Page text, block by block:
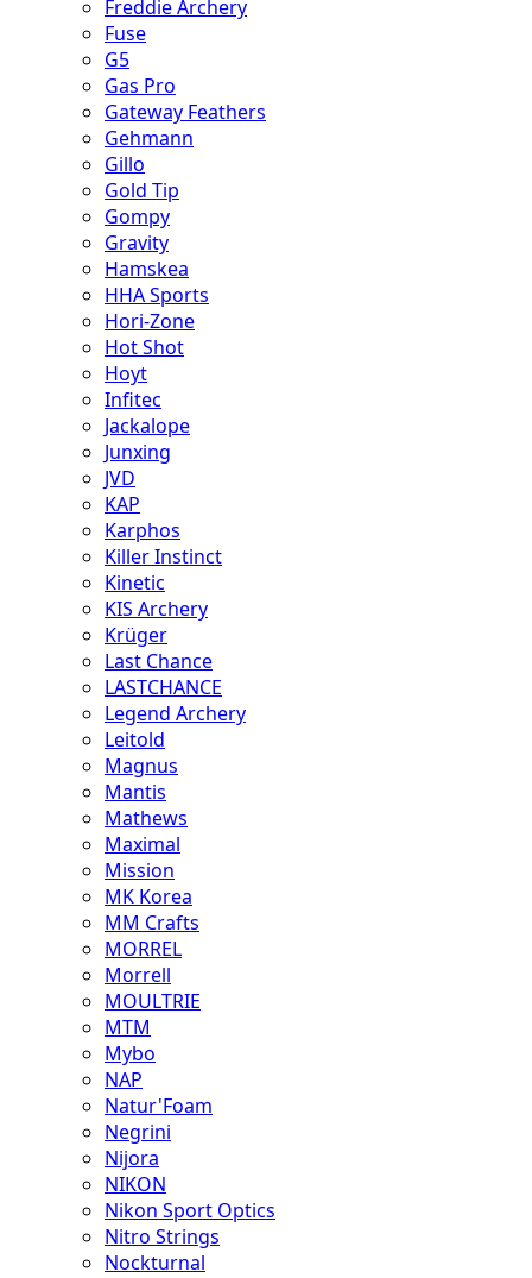
Freddie Archery
Fuse
G5
Gas Pro
Gateway Feathers
Gehmann
Gillo
Gold Tip
Gompy
Gravity
Hamskea
HHA Sports
Hori-Zone
Hot Shot
Hoyt
Infitec
Jackalope
Junxing
JVD
KAP
Karphos
Killer Instinct
Kinetic
KIS Archery
Krüger
Last Chance
LASTCHANCE
Legend Archery
Leitold
Magnus
Mantis
Mathews
Maximal
Mission
MK Korea
MM Crafts
MORREL
Morrell
MOULTRIE
MTM
Mybo
NAP
Natur'Foam
Negrini
Nijora
NIKON
Nikon Sport Optics
Nitro Strings
Nockturnal